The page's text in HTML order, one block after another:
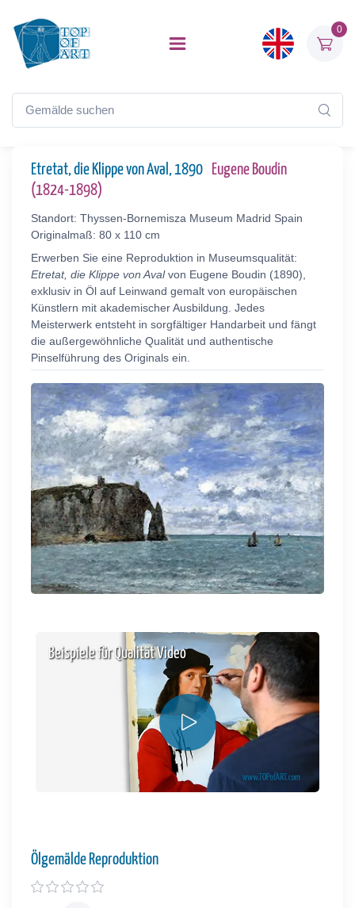
0
Etretat, die Klippe von Aval, 1890
Eugene Boudin
(1824-1898)
Standort: Thyssen-Bornemisza Museum Madrid Spain
Originalmaß: 80 x 110 cm
Erwerben Sie eine Reproduktion in Museumsqualität:
Etretat, die Klippe von Avalvon Eugene Boudin (1890),
exklusiv in Öl auf Leinwand gemalt von europäischen
Künstlern mit akademischer Ausbildung. Jedes
Meisterwerk entsteht in sorgfältiger Handarbeit und fängt
die außergewöhnliche Qualität und authentische
Pinselführung des Originals ein.
Beispiele für Qualität Video
Ölgemälde Reproduktion